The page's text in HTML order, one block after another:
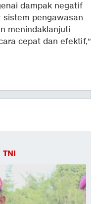
dampak negatif
pengawasan
menindaklanjuti
cepat dan efektif,"